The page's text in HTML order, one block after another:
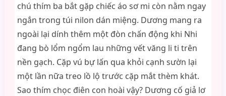
chú thím ba bắt gặp chiếc áo sơ mi còn nằm ngay
ngắn trong túi nilon dán miệng. Dương mang ra
ngoài lại dính thêm một đòn chấn động khi Nhi
đang bò lổm ngổm lau những vết văng li ti trên
nền gạch. Cặp vú bự lấn qua khỏi cạnh sườn lại
một lần nữa treo lồ lộ trước cặp mắt thèm khát.
Sao thím chọc điên con hoài vậy? Dương cố giả lơ